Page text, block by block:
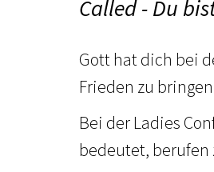
Called - Du
Gott hat dich bei
Frieden zu
Bei der Ladies
bedeutet, berufen